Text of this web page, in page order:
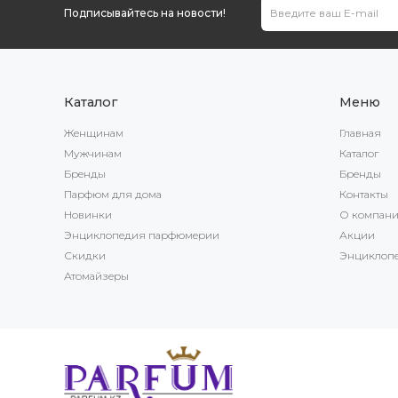
Подписывайтесь на новости!
Каталог
Женщинам
Мужчинам
Бренды
Парфюм для дома
Новинки
Энциклопедия парфюмерии
Скидки
Атомайзеры
Меню
Главная
Каталог
Бренды
Контакты
О
Акции